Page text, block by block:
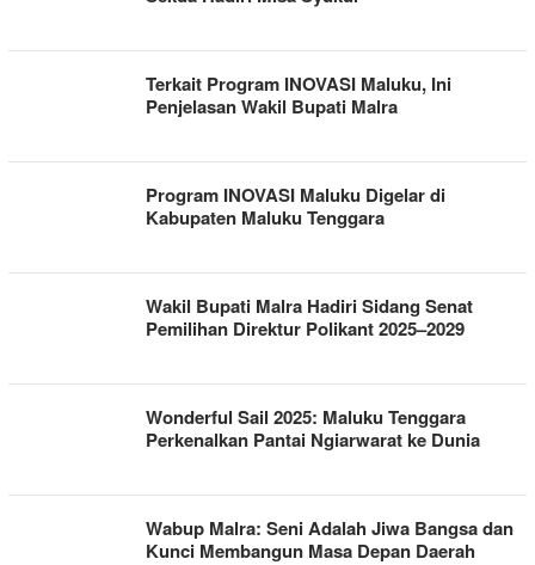
Terkait Program INOVASI Maluku, Ini
Penjelasan Wakil Bupati Malra
Program INOVASI Maluku Digelar di
Kabupaten Maluku Tenggara
Wakil Bupati Malra Hadiri Sidang Senat
Pemilihan Direktur Polikant 2025–2029
Wonderful Sail 2025: Maluku Tenggara
Perkenalkan Pantai Ngiarwarat ke Dunia
Wabup Malra: Seni Adalah Jiwa Bangsa dan
Kunci Membangun Masa Depan Daerah